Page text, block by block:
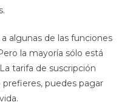
algunas de las funciones
la mayoría sólo está
tarifa de suscripción
prefieres, puedes pagar